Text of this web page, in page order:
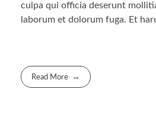
culpa qui officia deserunt
laborum et dolorum fuga. Et
Read More